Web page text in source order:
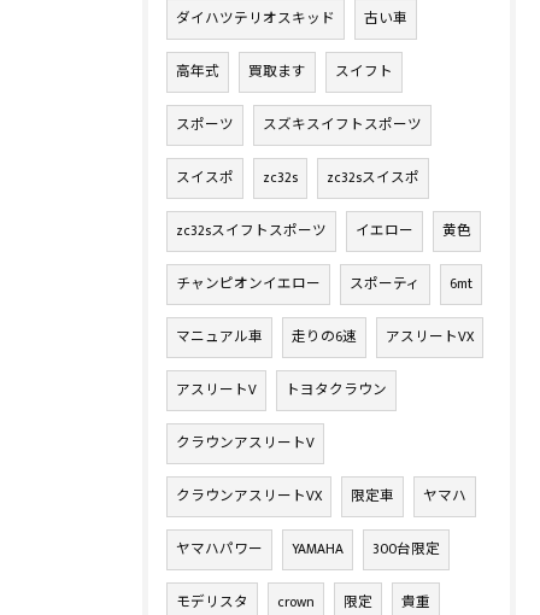
ダイハツテリオスキッド 古い車
高年式 買取ます スイフト
スポーツ スズキスイフトスポーツ
スイスポ zc32s zc32sスイスポ
zc32sスイフトスポーツ イエロー 黄色
チャンピオンイエロー スポーティ 6mt
マニュアル車 走りの6速 アスリートVX
アスリートV トヨタクラウン
クラウンアスリートV
クラウンアスリートVX 限定車 ヤマハ
ヤマハパワー YAMAHA 300台限定
モデリスタ crown 限定 貴重